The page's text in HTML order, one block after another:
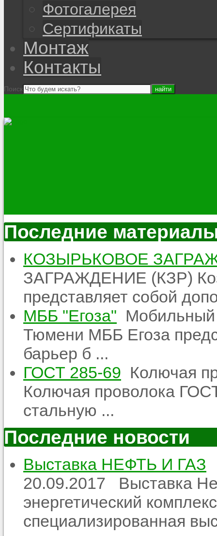
Фотогалерея
Сертификаты
Монтаж
Контакты
Поиск
Последние
КОЗЫРЬКОВОЕ
ЗАГРАЖДЕНИЕ (КЗР)
представляет собой
МББ "Егоза" Мобильный
Тюмени МББ Егоза
барьер б ...
ГОСТ 285-69 Колючая
Колючая проволока
стальную ...
Последние новости
Выставка НЕФТЬ И ГАЗ
20.09.2017
Выставка
энергетический
специализированная